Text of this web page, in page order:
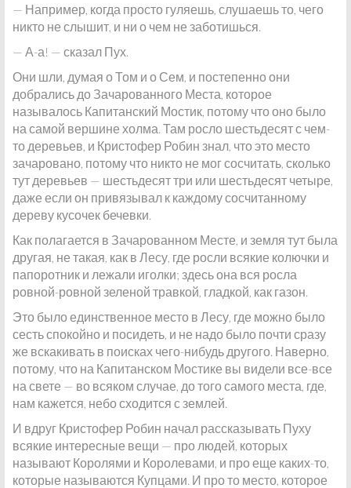
— Например, когда просто гуляешь, слушаешь то, чего
никто не слышит, и ни о чем не заботишься.
— А-а! — сказал Пух.
Они шли, думая о Том и о Сем, и постепенно они
добрались до Зачарованного Места, которое
называлось Капитанский Мостик, потому что оно было
на самой вершине холма. Там росло шестьдесят с чем-
то деревьев, и Кристофер Робин знал, что это место
зачаровано, потому что никто не мог сосчитать, сколько
тут деревьев — шестьдесят три или шестьдесят четыре,
даже если он привязывал к каждому сосчитанному
дереву кусочек бечевки.
Как полагается в Зачарованном Месте, и земля тут была
другая, не такая, как в Лесу, где росли всякие колючки и
папоротник и лежали иголки; здесь она вся росла
ровной-ровной зеленой травкой, гладкой, как газон.
Это было единственное место в Лесу, где можно было
сесть спокойно и посидеть, и не надо было почти сразу
же вскакивать в поисках чего-нибудь другого. Наверно,
потому, что на Капитанском Мостике вы видели все-все
на свете — во всяком случае, до того самого места, где,
нам кажется, небо сходится с землей.
И вдруг Кристофер Робин начал рассказывать Пуху
всякие интересные вещи — про людей, которых
называют Королями и Королевами, и про еще каких-то,
которые называются Купцами. И про то место, которое